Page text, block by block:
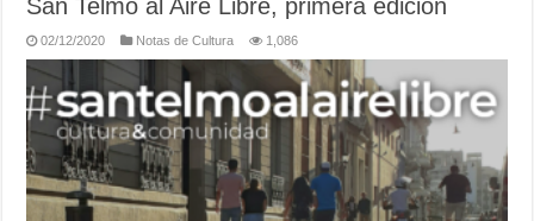
San Telmo al Aire Libre, primera edición
02/12/2020 Notas de Cultura 1,086